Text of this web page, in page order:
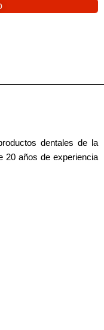
dentales de la
20 años de experiencia